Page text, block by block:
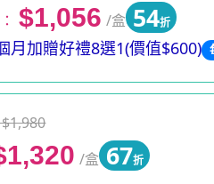
$1,056 /盒 54折
月加贈好禮8選1(價值$600)
/盒 67折